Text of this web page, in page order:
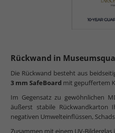
Rückwand in
Die Rückwand besteht aus
3 mm SafeBoard mit gepuffertem
Im Gegensatz zu gewöhnlichen
äußerst stabile
negativen Umwelteinflüssen,
Zusammen mit einem UV-